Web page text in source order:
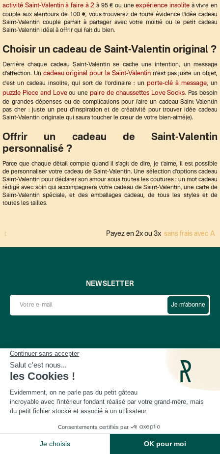
activité Saint-Valentin à faire à 2 à 95 € ou uneexpérience insolite à vivre en
couple aux alentours de 100 €, vous trouverez de toute évidence l'idée cadeau
Saint-Valentin couple parfait à partager avec votre moitié ou le petit cadeau
Saint-Valentin idéal à offrir qui fait du bien.
Choisir un cadeau de Saint-Valentin original ?
Derrière chaque cadeau Saint-Valentin se cache une intention, un message
d'affection. Un cadeau original pour la Saint-Valentinn'est pas juste un objet,
c'est un cadeau insolite, qui sort de l'ordinaire : un porte-clé à message, un
puzzle Piece and Loveou une paire de chaussettes Love Socks. Pas besoin
de grandes dépenses ou de complications pour faire un cadeau Saint-Valentin
pas cher : juste un peu d'inspiration et de créativité pour trouver idée cadeau
Saint-Valentin originale qui saura toucher le cœur de votre bien-aimé(e).
Offrir un cadeau de Saint-Valentin
personnalisé ?
Parce que chaque détail compte quand il s'agit de dire, je t'aime, il est possible
de personnaliser votre cadeau de Saint-Valentin. Une sélection d'options cadeau
Saint-Valentin pour déclarer son amour sous toutes les coutures : un mot cadeau
rédigé avec soin qui accompagnera votre cadeau de Saint-Valentin, une carte de
Saint-Valentin spéciale, et des emballages cadeau, de tous les styles et de
toutes les tailles.
Payez en 2x ou 3x sans frais avec Alma
Les univers
Informations pratiques
NEWSLETTER
Je m'abonne